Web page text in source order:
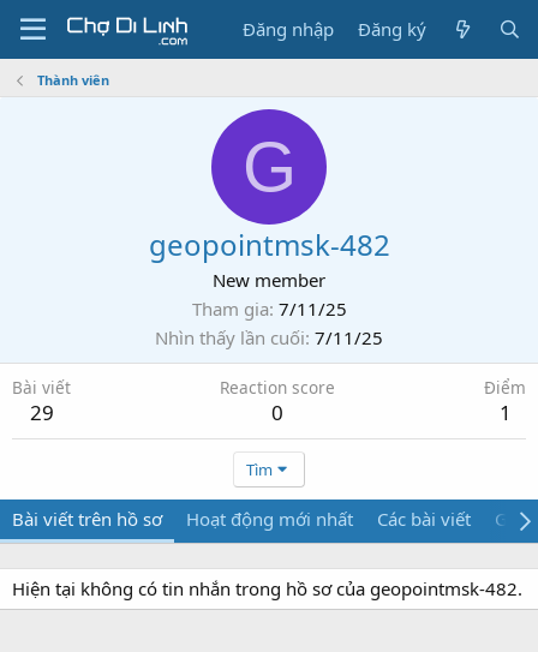
Đăng nhập Đăng ký
Thành viên
G
geopointmsk-482
New member
Tham gia 7/11/25
Nhìn thấy lần cuối 7/11/25
Bài viết
29
Reaction score
0
Điểm
1
Tìm
Bài viết trên hồ sơ Hoạt động mới nhất Các bài viết Giới
Hiện tại không có tin nhắn trong hồ sơ của geopointmsk-482.